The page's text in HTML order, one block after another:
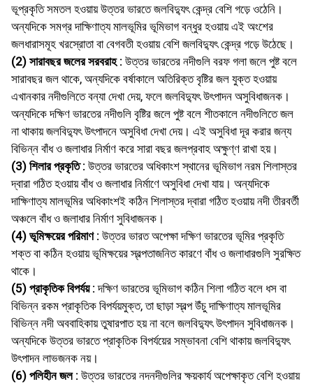
ভূপ্রকৃতি সমতল হওয়ায় উত্তর ভারতে জলবিদ্যুৎ কেন্দ্র বেশি গড়ে ওঠেনি।
অন্যদিকে সমগ্র দাক্ষিণাত্য মালভূমির ভূমিভাগ বন্ধুর হওয়ায় এই অংশের
জলধারাসমূহ খরস্রোতা বা বেগবতী হওয়ায় বেশি জলবিদ্যুৎ কেন্দ্র গড়ে উঠেছে।
(2) সারাবছর জলের সরবরাহ : উত্তর ভারতের নদীগুলি বরফ গলা জলে পুষ্ট বলে
সারাবছর জল থাকে, অন্যদিকে বর্ষাকালে অতিরিক্ত বৃষ্টির জল যুক্ত হওয়ায়
এখানকার নদীগুলিতে বন্যা দেখা দেয়, ফলে জলবিদ্যুৎ উৎপাদন অসুবিধাজনক।
অন্যদিকে দক্ষিণ ভারতের নদীগুলি বৃষ্টির জলে পুষ্ট বলে শীতকালে নদীগুলিতে জল
না থাকায় জলবিদ্যুৎ উৎপাদনে অসুবিধা দেখা দেয়। এই অসুবিধা দূর করার জন্য
বিভিন্ন বাঁধ ও জলাধার নির্মাণ করে সারা বছর জলপ্রবাহ অক্ষুণ্ণ রাখা হয়।
(3) শিলার প্রকৃতি : উত্তর ভারতের অধিকাংশ স্থানের ভূমিভাগ নরম শিলাস্তর
দ্বারা গঠিত হওয়ায় বাঁধ ও জলাধার নির্মাণে অসুবিধা দেখা যায়। অন্যদিকে
দাক্ষিণাত্য মালভূমির অধিকাংশই কঠিন শিলাস্তর দ্বারা গঠিত হওয়ায় নদী তীরবর্তী
অঞ্চলে বাঁধ ও জলাধার নির্মাণ সুবিধাজনক।
(4) ভূমিক্ষয়ের পরিমাণ : উত্তর ভারত অপেক্ষা দক্ষিণ ভারতের ভূমির প্রকৃতি
শক্ত বা কঠিন হওয়ায় ভূমিক্ষয়ের স্বল্পতাজনিত কারণে বাঁধ ও জলাধারগুলি সুরক্ষিত
থাকে।
(5) প্রাকৃতিক বিপর্যয় :দক্ষিণ ভারতের ভূমিভাগ কঠিন শিলা গঠিত বলে ধস বা
বিভিন্ন রকম প্রাকৃতিক বিপর্যয়মুক্ত, তা ছাড়া স্বল্প উঁচু দাক্ষিণাত্য মালভূমির
বিভিন্ন নদী অববাহিকায় তুষারপাত হয় না বলে জলবিদ্যুৎ উৎপাদন সুবিধাজনক।
অন্যদিকে উত্তর ভারতে প্রাকৃতিক বিপর্যয়ের সম্ভাবনা বেশি থাকায় জলবিদ্যুৎ
উৎপাদন লাভজনক নয়।
(6) পলিহীন জল : উত্তর ভারতের নদনদীগুলির ক্ষয়কার্য অপেক্ষাকৃত বেশি হওয়ায়